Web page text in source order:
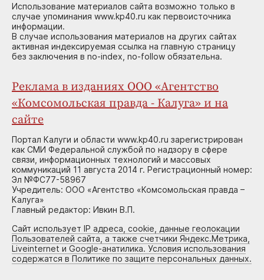
Использование материалов сайта возможно только в
случае упоминания www.kp40.ru как первоисточника
информации.
В случае использования материалов на других сайтах
активная индексируемая ссылка на главную страницу
без заключения в no-index, no-follow обязательна.
Реклама в изданиях ООО «Агентство
«Комсомольская правда - Калуга» и на
сайте
Портал Калуги и области www.kp40.ru зарегистрирован
как СМИ Федеральной службой по надзору в сфере
связи, информационных технологий и массовых
коммуникаций 11 августа 2014 г. Регистрационный номер:
Эл №ФС77-58967
Учредитель: ООО «Агентство «Комсомольская правда –
Калуга»
Главный редактор: Ивкин В.П.
Сайт использует IP адреса, cookie, данные геолокации
Пользователей сайта, а также счетчики Яндекс.Метрика,
Liveinternet и Google-анатилика. Условия использования
содержатся в Политике по защите персональных данных.